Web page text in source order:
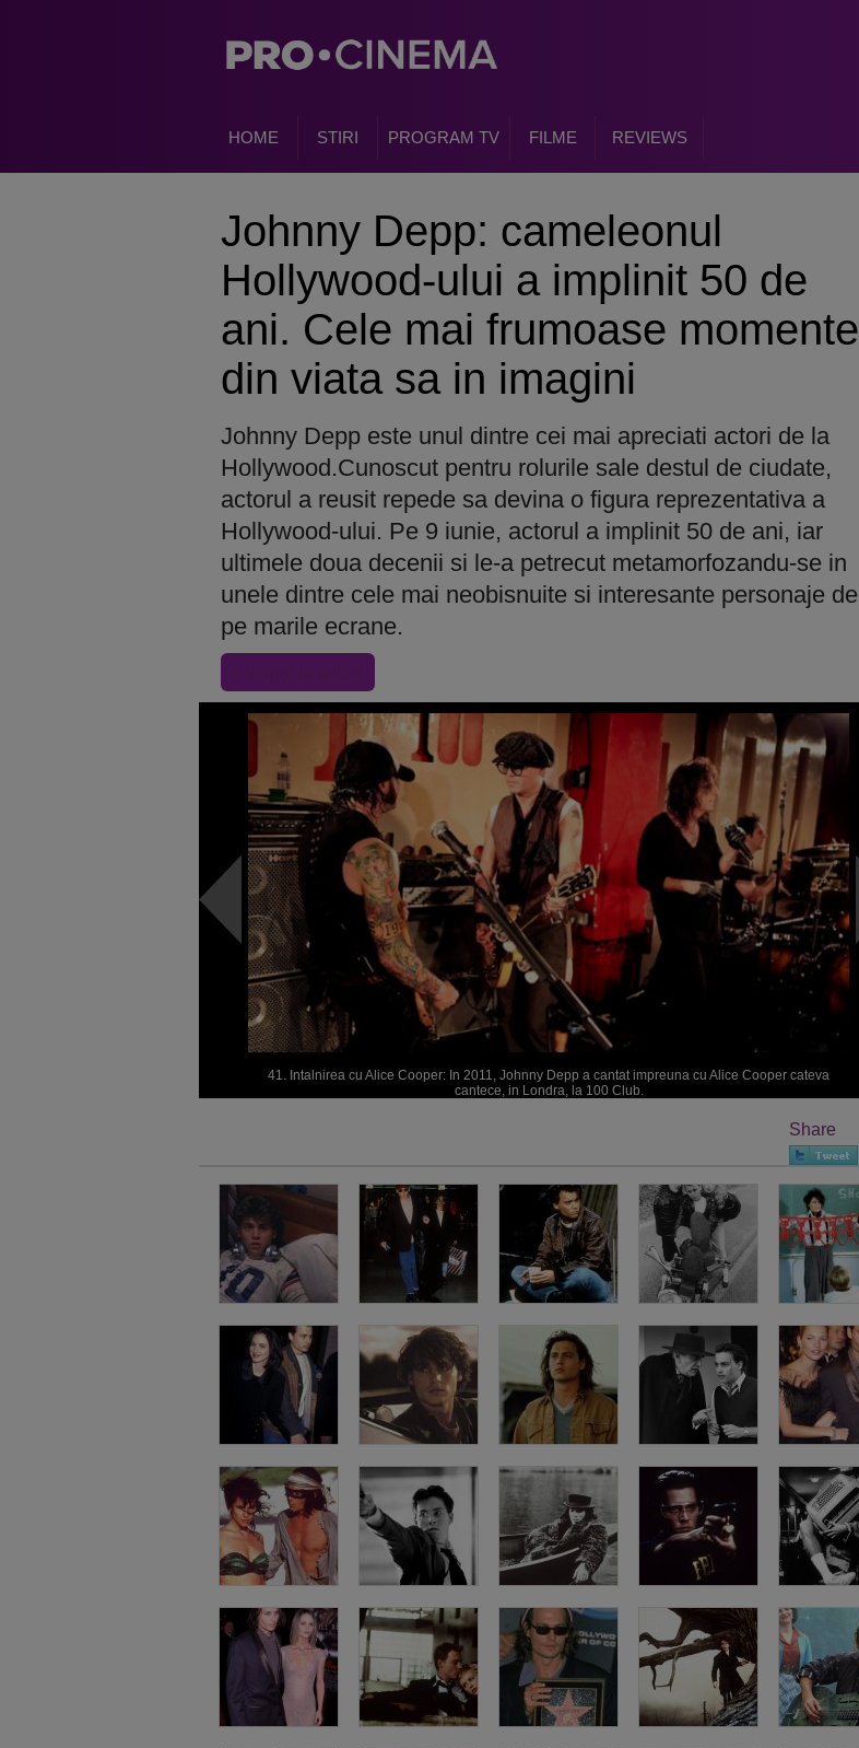
HOME STIRI PROGRAM TV FILME REVIEWS
Johnny Depp: cameleonul
Hollywood-ului a implinit 50 de
ani. Cele mai frumoase momente
din viata sa in imagini
Johnny Depp este unul dintre cei mai apreciati actori de la
Hollywood.Cunoscut pentru rolurile sale destul de ciudate,
actorul a reusit repede sa devina o figura reprezentativa a
Hollywood-ului. Pe 9 iunie, actorul a implinit 50 de ani, iar
ultimele doua decenii si le-a petrecut metamorfozandu-se in
unele dintre cele mai neobisnuite si interesante personaje de
pe marile ecrane.
41. Intalnirea cu Alice Cooper: In 2011, Johnny Depp a cantat impreuna cu Alice Cooper cateva
cantece, in Londra, la 100 Club.
Share